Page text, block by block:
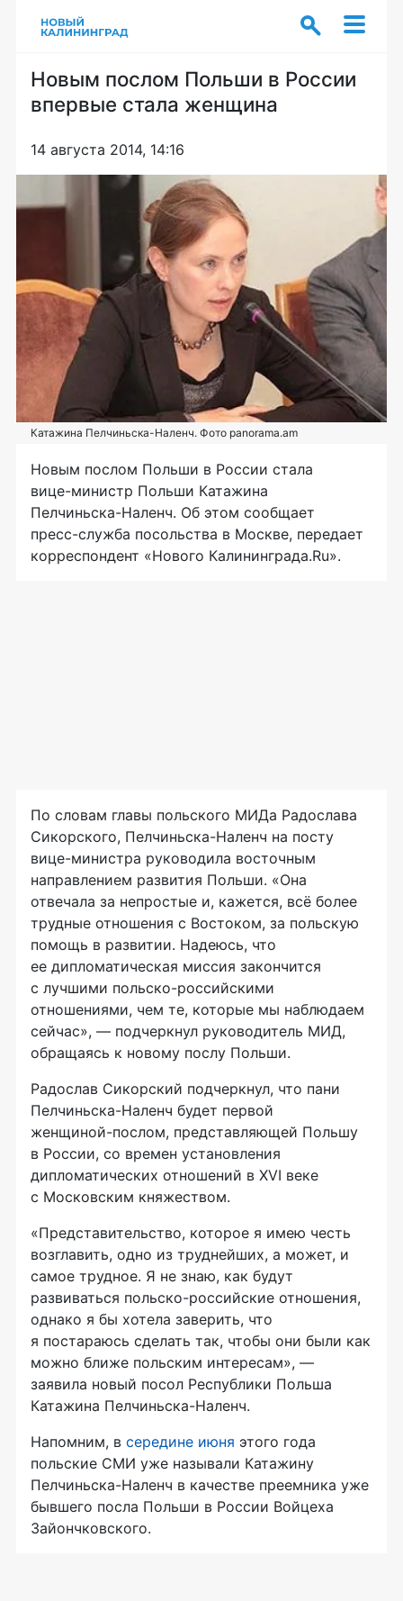
Новым послом Польши в России
впервые стала женщина
14 августа 2014, 14:16
Катажина Пелчиньска-Наленч. Фото panorama.am
Новым послом Польши в России стала
вице-министр Польши Катажина
Пелчиньска-Наленч. Об этом сообщает
пресс-служба посольства в Москве, передает
корреспондент «Нового Калининграда.Ru».
По словам главы польского МИДа Радослава
Сикорского, Пелчиньска-Наленч на посту
вице-министра руководила восточным
направлением развития Польши. «Она
отвечала за непростые и, кажется, всё более
трудные отношения с Востоком, за польскую
помощь в развитии. Надеюсь, что
ее дипломатическая миссия закончится
с лучшими польско-российскими
отношениями, чем те, которые мы наблюдаем
сейчас», — подчеркнул руководитель МИД,
обращаясь к новому послу Польши.
Радослав Сикорский подчеркнул, что пани
Пелчиньска-Наленч будет первой
женщиной-послом, представляющей Польшу
в России, со времен установления
дипломатических отношений в XVI веке
с Московским княжеством.
«Представительство, которое я имею честь
возглавить, одно из труднейших, а может, и
самое трудное. Я не знаю, как будут
развиваться польско-российские отношения,
однако я бы хотела заверить, что
я постараюсь сделать так, чтобы они были как
можно ближе польским интересам», —
заявила новый посол Республики Польша
Катажина Пелчиньска-Наленч.
Напомним, в середине июня этого года
польские СМИ уже называли Катажину
Пелчиньска-Наленч в качестве преемника уже
бывшего посла Польши в России Войцеха
Зайончковского.